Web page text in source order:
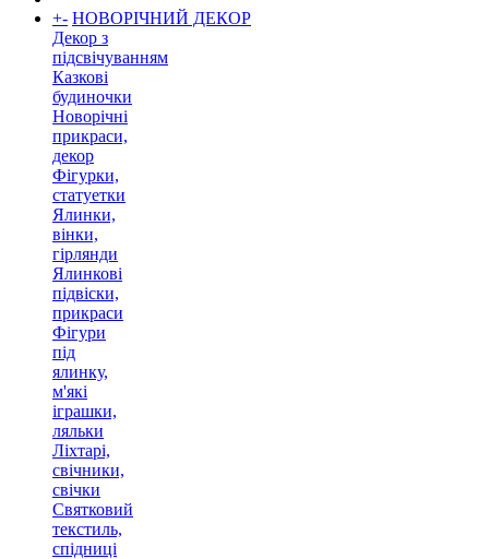
+- НОВОРІЧНИЙ ДЕКОР
Декор з
підсвічуванням
Казкові
будиночки
Новорічні
прикраси,
декор
Фігурки,
статуетки
Ялинки,
вінки,
гірлянди
Ялинкові
підвіски,
прикраси
Фігури
під
ялинку,
м'які
іграшки,
ляльки
Ліхтарі,
свічники,
свічки
Святковий
текстиль,
спідниці